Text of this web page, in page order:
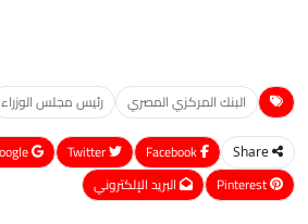
البنك المركزي المصري رئيس مجلس الوزراء
Share
Google+
Pinterest
البريد الإلكتروني